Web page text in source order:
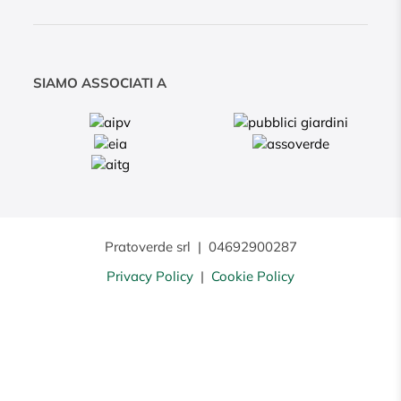
SIAMO ASSOCIATI A
Pratoverde srl | 04692900287
Privacy Policy | Cookie Policy